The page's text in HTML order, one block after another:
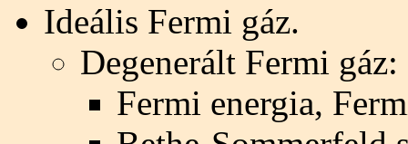
Ideális Fermi gáz.
Degenerált Fermi gáz:
Fermi energia,